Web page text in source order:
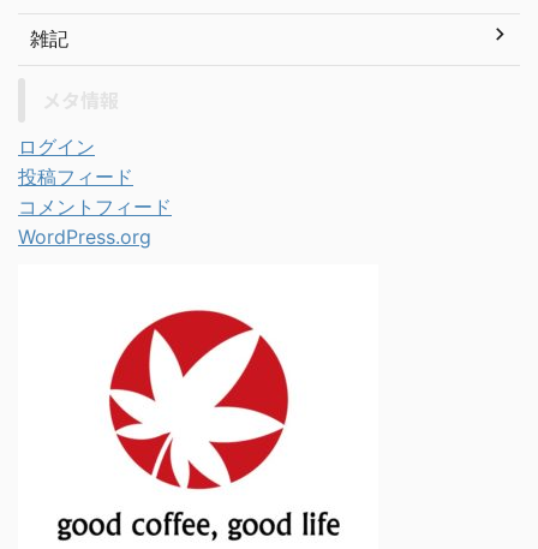
雑記
ログイン
投稿フィード
コメントフィード
WordPress.org